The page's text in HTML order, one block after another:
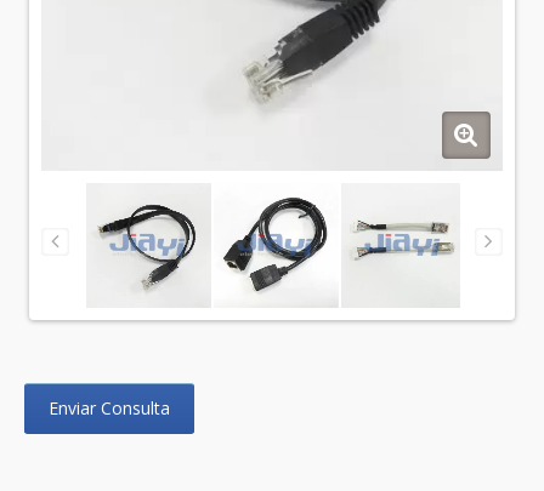
Enviar Consulta